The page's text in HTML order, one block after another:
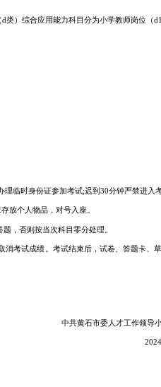
类）综合应用能力科目分为小学教师岗位（
临时身份证参加考试;迟到30分钟严禁进入考
放个人物品，对号入座。
，否则按当次科目零分处理。
消考试成绩。考试结束后，试卷、答题卡、
中共黄石市委人才工作领导